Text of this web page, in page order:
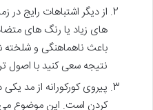
از دیگر اشتباهات رایج در
های زیاد یا رنگ های
باعث ناهماهنگی و
نتیجه سعی کنید با اصول
پیروی کورکورانه از مد یکی
کردن است. این موضوع می